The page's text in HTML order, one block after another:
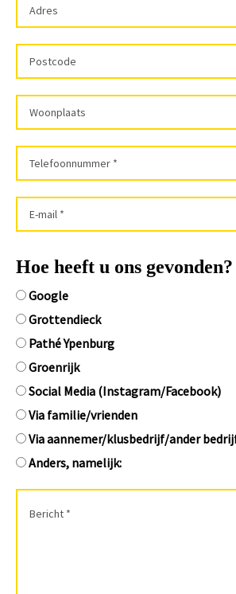
Hoe heeft u ons gevonden?
Google
Grottendieck
Pathé Ypenburg
Groenrijk
Social Media (Instagram/Facebook)
Via familie/vrienden
Via aannemer/klusbedrijf/ander
Anders, namelijk: